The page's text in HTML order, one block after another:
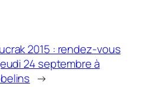
2015 : rendez-vous
24 septembre à
→